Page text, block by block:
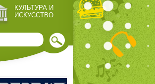
КУЛЬТУРА И
ИСКУССТВО